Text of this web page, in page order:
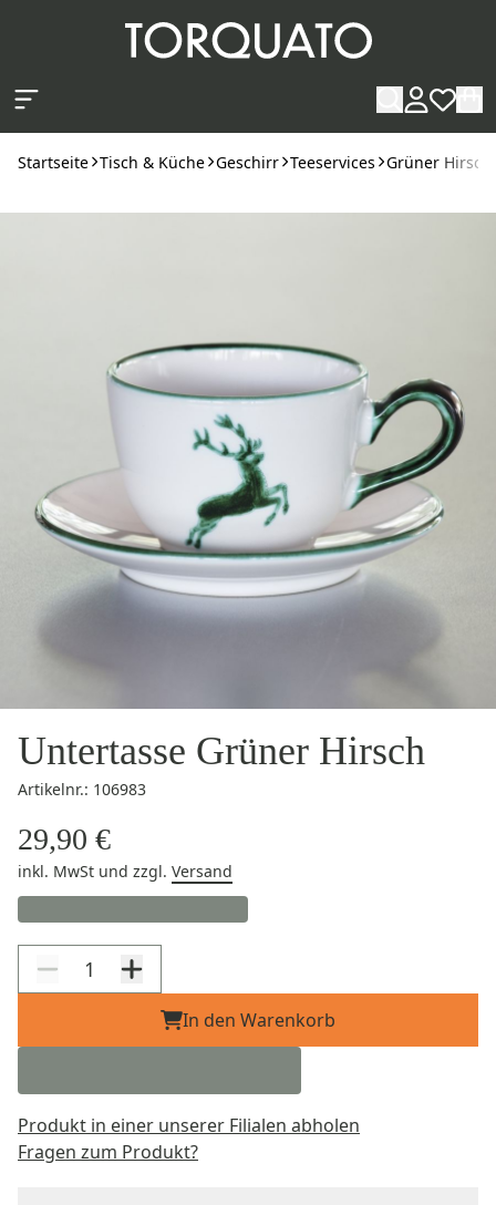
Startseite Tisch & Küche Geschirr Teeservices Grüner Hirsch
Untertasse Grüner Hirsch
Artikelnr.: 106983
29,90 €
inkl. MwSt und zzgl. Versand
In den Warenkorb
Produkt in einer unserer Filialen abholen
Fragen zum Produkt?